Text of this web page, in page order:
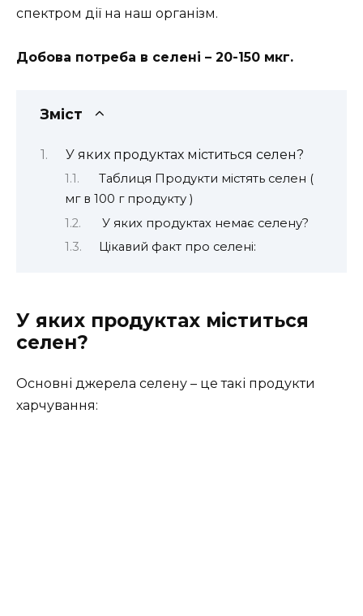
спектром дії на наш організм.
Добова потреба в селені – 20-150 мкг.
Зміст
У яких продуктах міститься селен?
Таблиця Продукти містять селен (
мг в 100 г продукту )
У яких продуктах немає селену?
Цікавий факт про селені:
У яких продуктах міститься
селен?
Основні джерела селену – це такі продукти
харчування: